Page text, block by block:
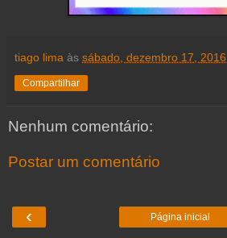
tiago lima às sábado, dezembro 17, 2016
Compartilhar
Nenhum comentário:
Postar um comentário
‹ Página inicial